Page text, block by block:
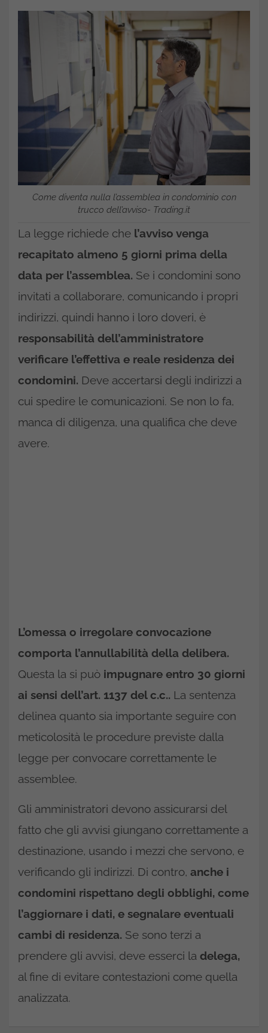
Come diventa nulla l’assemblea in condominio con
trucco dell’avviso- Trading.it
La legge richiede che l’avviso venga
recapitato almeno 5 giorni prima della
data per l’assemblea. Se i condomini sono
invitati a collaborare, comunicando i propri
indirizzi, quindi hanno i loro doveri, è
responsabilità dell’amministratore
verificare l’effettiva e reale residenza dei
condomini. Deve accertarsi degli indirizzi a
cui spedire le comunicazioni. Se non lo fa,
manca di diligenza, una qualifica che deve
avere.
L’omessa o irregolare convocazione
comporta l’annullabilità della delibera.
Questa la si può impugnare entro 30 giorni
ai sensi dell’art. 1137 del c.c.. La sentenza
delinea quanto sia importante seguire con
meticolosità le procedure previste dalla
legge per convocare correttamente le
assemblee.
Gli amministratori devono assicurarsi del
fatto che gli avvisi giungano correttamente a
destinazione, usando i mezzi che servono, e
verificando gli indirizzi. Di contro, anche i
condomini rispettano degli obblighi, come
l’aggiornare i dati, e segnalare eventuali
cambi di residenza. Se sono terzi a
prendere gli avvisi, deve esserci la delega,
al fine di evitare contestazioni come quella
analizzata.